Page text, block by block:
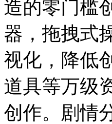
造的零门槛
器，拖拽式
视化，降低
道具等万级
创作。剧情